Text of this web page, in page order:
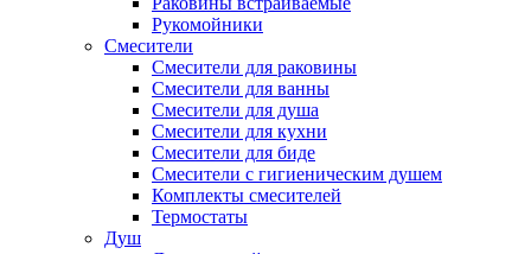
Рукомойники
Смесители
Смесители для раковины
Смесители для ванны
Смесители для душа
Смесители для кухни
Смесители для биде
Смесители с гигиеническим душем
Комплекты смесителей
Термостаты
Душ